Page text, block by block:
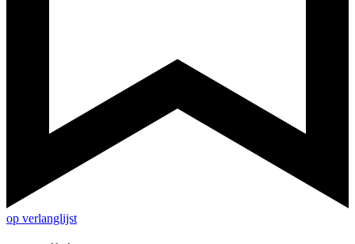
op verlanglijst